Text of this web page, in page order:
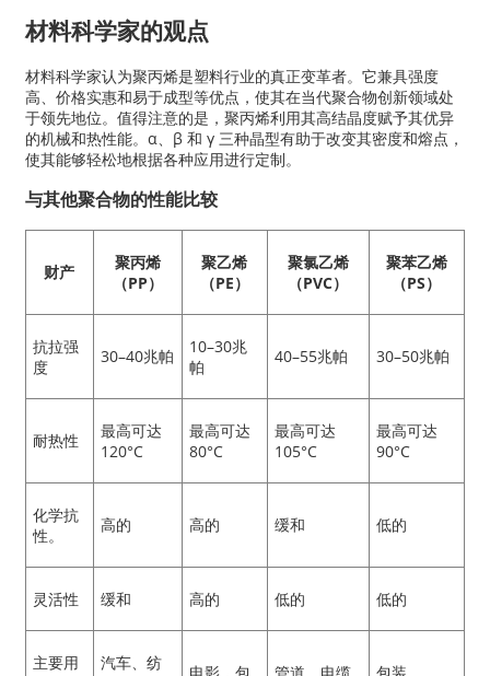
材料科学家的观点
材料科学家认为聚丙烯是塑料行业的真正变革者。它兼具强度
高、价格实惠和易于成型等优点，使其在当代聚合物创新领域处
于领先地位。值得注意的是，聚丙烯利用其高结晶度赋予其优异
的机械和热性能。α、β 和 γ 三种晶型有助于改变其密度和熔点，
使其能够轻松地根据各种应用进行定制。
与其他聚合物的性能比较
财产
聚丙烯
（PP）
聚乙烯
（PE）
聚氯乙烯
（PVC）
聚苯乙烯
（PS）
抗拉强
度
30–40兆帕
10–30兆
帕
40–55兆帕 30–50兆帕
耐热性
最高可达
120°C
最高可达
80°C
最高可达
105°C
最高可达
90°C
化学抗
性。
高的 高的 缓和 低的
灵活性 缓和 高的 低的 低的
主要用
汽车、纺